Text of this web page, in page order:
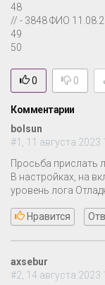
48
// - 3848 ФИО
49
50
0 0
Комментарии
bolsun
#1, 11 августа 2023
Просьба прислать
В настройках, на
уровень лога
Нравится
axsebur
#2, 14 августа 2023